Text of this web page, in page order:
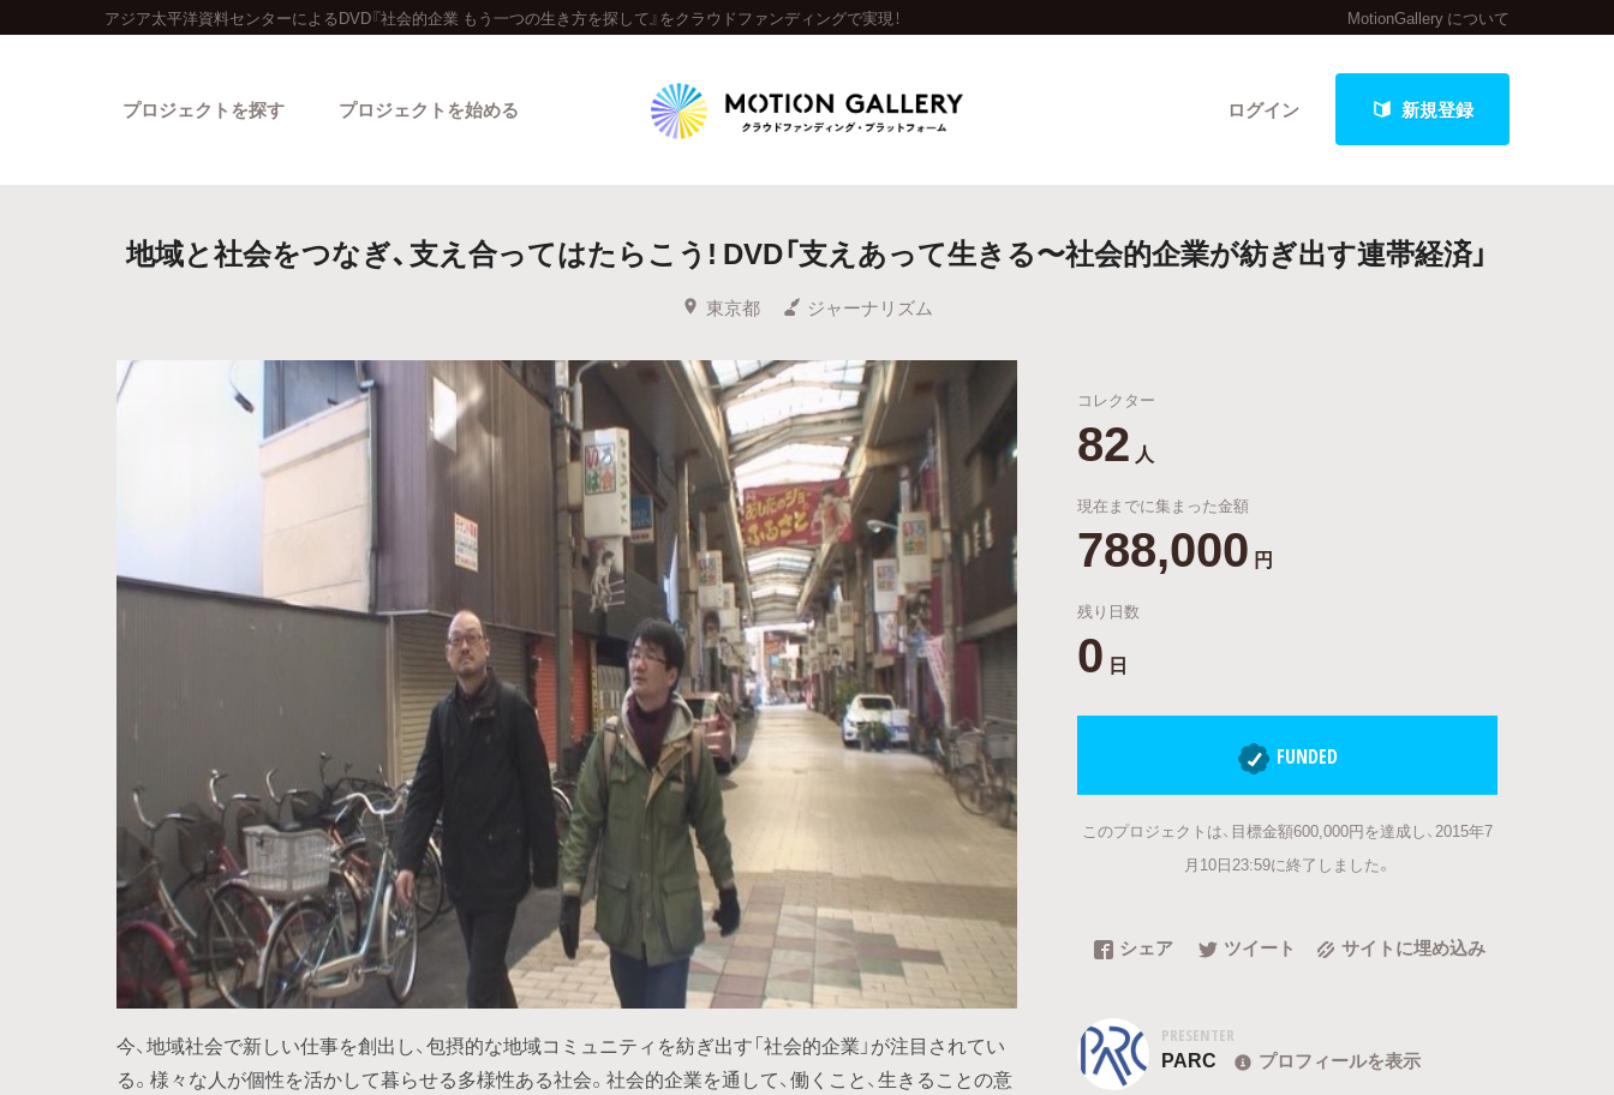
アジア太平洋資料センターによるDVD『社会的企業 もう一つの生き方を探して』をクラウドファンディングで実現！ MotionGallery について
ログイン 新規登録
プロジェクトを探す
人気のプロジェクト 新着プロジェクト 終了間近のプロジェクト
Feature
カテゴリーから探す タグから探す キュレーターから探す 特集から探す 最新進捗報告から探す
Legendary
最新達成プロジェクト 調達額が大きいプロジェクト
プロジェクトを始める
地域と社会をつなぎ、支え合ってはたらこう! DVD「支えあって生きる〜社会的企業が紡ぎ出す連帯経済」
東京都 ジャーナリズム
今、地域社会で新しい仕事を創出し、包摂的な地域コミュニティを紡ぎ出す「社会的企業」が注目されてい
る。様々な人が個性を活かして暮らせる多様性ある社会。社会的企業を通して、働くこと、生きることの意
コレクター
82 人
現在までに集まった金額
788,000 円
残り日数
0 日
FUNDED
このプロジェクトは、目標金額600,000円を達成し、2015年7
月10日23:59に終了しました。
シェア ツイート サイトに埋め込み
PRESENTER
PARC プロフィールを表示